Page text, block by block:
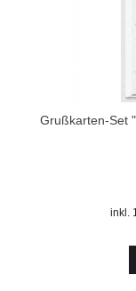
Grußkarten-Set
inkl.